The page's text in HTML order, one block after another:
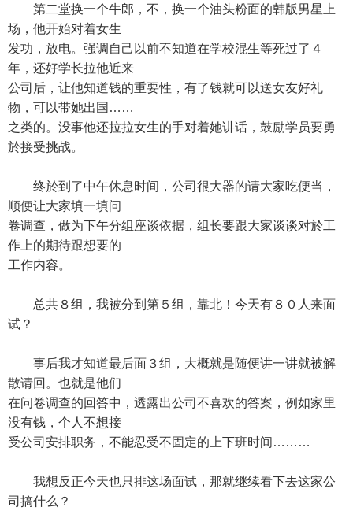
第二堂换一个牛郎，不，换一个油头粉面的韩版男星上
场，他开始对着女生
发功，放电。强调自己以前不知道在学校混生等死过了４
年，还好学长拉他近来
公司后，让他知道钱的重要性，有了钱就可以送女友好礼
物，可以带她出国……
之类的。没事他还拉拉女生的手对着她讲话，鼓励学员要勇
於接受挑战。
终於到了中午休息时间，公司很大器的请大家吃便当，
顺便让大家填一填问
卷调查，做为下午分组座谈依据，组长要跟大家谈谈对於工
作上的期待跟想要的
工作内容。
总共８组，我被分到第５组，靠北！今天有８０人来面
试？
事后我才知道最后面３组，大概就是随便讲一讲就被解
散请回。也就是他们
在问卷调查的回答中，透露出公司不喜欢的答案，例如家里
没有钱，个人不想接
受公司安排职务，不能忍受不固定的上下班时间………
我想反正今天也只排这场面试，那就继续看下去这家公
司搞什么？